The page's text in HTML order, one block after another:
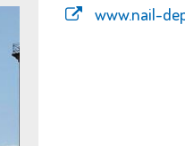
www.nail-